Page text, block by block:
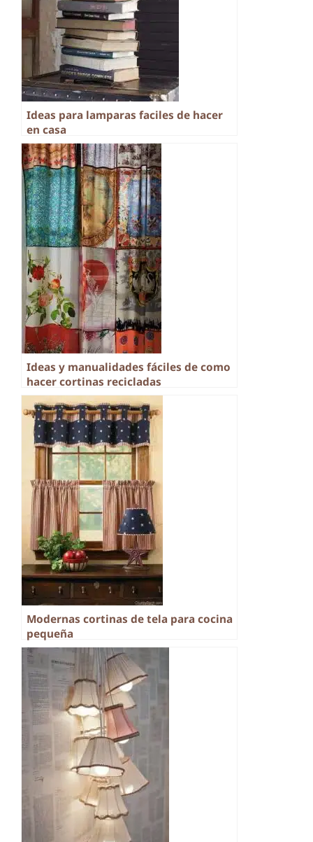
Ideas para lamparas faciles de hacer
en casa
Ideas y manualidades fáciles de como
hacer cortinas recicladas
Modernas cortinas de tela para cocina
pequeña